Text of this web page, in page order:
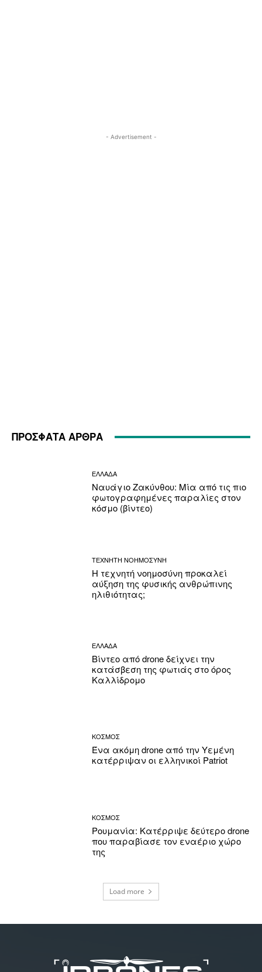
- Advertisement -
ΠΡΟΣΦΑΤΑ ΑΡΘΡΑ
ΕΛΛΑΔΑ
Ναυάγιο Ζακύνθου: Μία από τις πιο
φωτογραφημένες παραλίες στον
κόσμο (βίντεο)
ΤΕΧΝΗΤΗ ΝΟΗΜΟΣΥΝΗ
Η τεχνητή νοημοσύνη προκαλεί
αύξηση της φυσικής ανθρώπινης
ηλιθιότητας;
ΕΛΛΑΔΑ
Βίντεο από drone δείχνει την
κατάσβεση της φωτιάς στο όρος
Καλλίδρομο
ΚΟΣΜΟΣ
Ένα ακόμη drone από την Υεμένη
κατέρριψαν οι ελληνικοί Patriot
ΚΟΣΜΟΣ
Ρουμανία: Κατέρριψε δεύτερο drone
που παραβίασε τον εναέριο χώρο
της
Load more